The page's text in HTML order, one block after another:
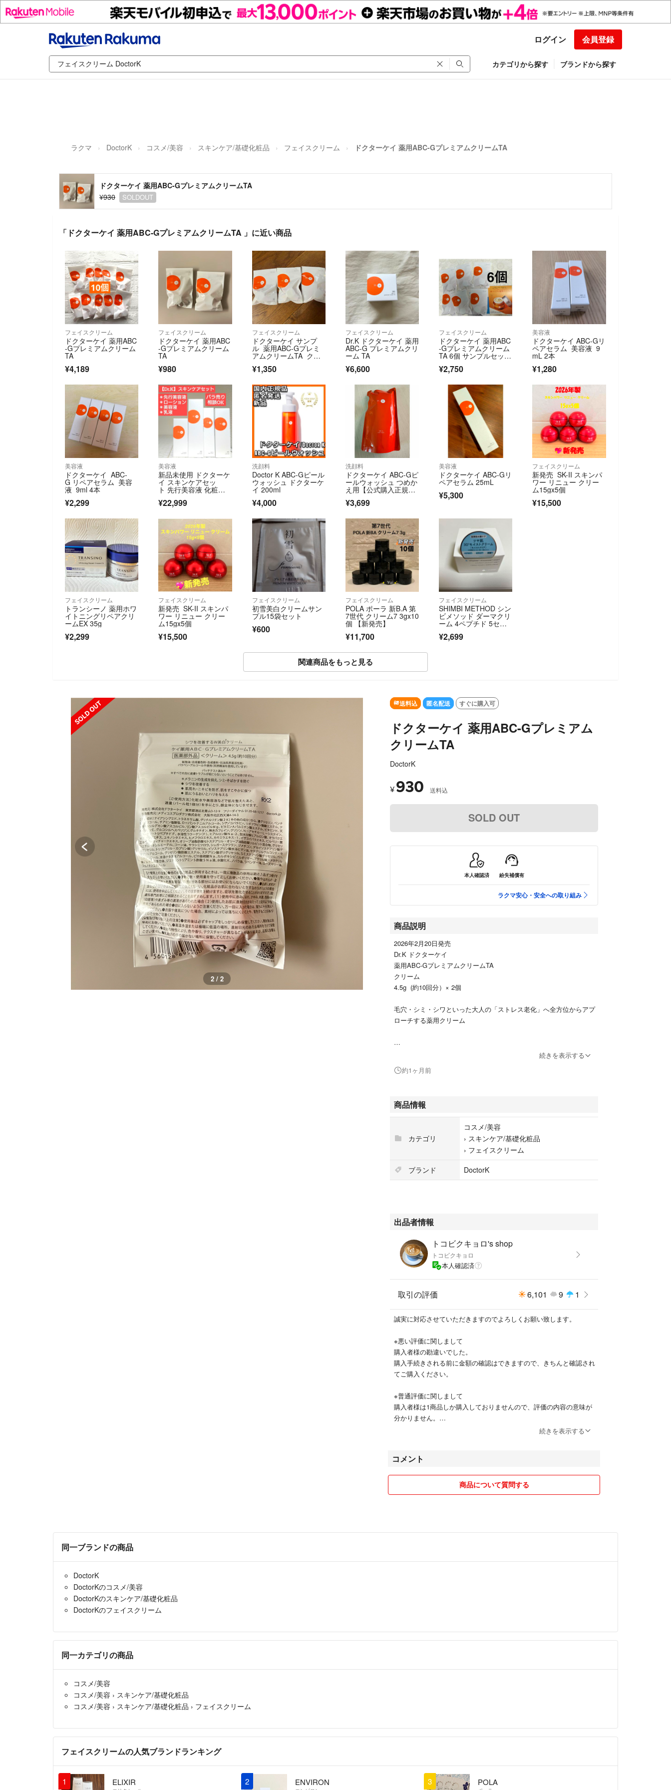
ログイン 会員登録
カテゴリから探す ブランドから探す
ラクマ DoctorK コスメ/美容 スキンケア/基礎化粧品 フェイスクリーム ドクターケイ 薬用ABC-GプレミアムクリームTA
ドクターケイ 薬用ABC-GプレミアムクリームTA
¥930
SOLDOUT
「ドクターケイ 薬用ABC-GプレミアムクリームTA 」に近い商品
フェイスクリーム
ドクターケイ 薬用ABC
-Gプレミアムクリーム
TA
¥4,189
フェイスクリーム
ドクターケイ 薬用ABC
-Gプレミアムクリーム
TA
¥980
フェイスクリーム
ドクターケイ サンプ
ル 薬用ABC-Gプレミ
アムクリームTA クリ
¥1,350
フェイスクリーム
Dr.K ドクターケイ 薬用
ABC-G プレミアムクリ
ーム TA
¥6,600
フェイスクリーム
ドクターケイ 薬用ABC
-Gプレミアムクリーム
TA 6個 サンプルセッ
ト 新発売
¥2,750
美容液
ドクターケイ ABC-Gリ
ペアセラム 美容液 9
mL 2本
¥1,280
美容液
ドクターケイ ABC-
G リペアセラム 美容
液 9ml 4本
¥2,299
美容液
新品未使用 ドクターケ
イ スキンケアセッ
ト 先行美容液 化粧
¥22,999
洗顔料
Doctor K ABC-Gピール
ウォッシュ ドクターケ
イ 200ml
¥4,000
洗顔料
ドクターケイ ABC-Gピ
ールウォッシュ つめか
え用【公式購入正規
¥3,699
美容液
ドクターケイ ABC-Gリ
ペアセラム 25mL
¥5,300
フェイスクリーム
新発売 SK-II スキンパ
ワー リニュー クリー
ム15gx5個
¥15,500
フェイスクリーム
トランシーノ 薬用ホワ
イトニングリペアクリ
ームEX 35g
¥2,299
フェイスクリーム
新発売 SK-II スキンパ
ワー リニュー クリー
ム15gx5個
¥15,500
フェイスクリーム
初雪美白クリームサン
プル15袋セット
¥600
フェイスクリーム
POLA ポーラ 新B.A 第
7世代 クリーム7 3gx10
個 【新発売】
¥11,700
フェイスクリーム
SHIMBI METHOD シン
ビメソッド ダーマクリ
ーム 4ペプチド 5セラ
5g
¥2,699
関連商品をもっと見る
2 / 2
送料込 匿名配送 すぐに購入可
ドクターケイ 薬用ABC-Gプレミアム
クリームTA
DoctorK
¥ 930 送料込
SOLD OUT
本人確認済 紛失補償有
ラクマ安心・安全への取り組み
商品説明
2026年2月20日発売
Dr.K ドクターケイ
薬用ABC-GプレミアムクリームTA
クリーム
4.5g (約10回分）× 2個
毛穴・シミ・シワといった大人の「ストレス老化」へ全方位からアプ
ローチする薬用クリーム
即購入可能です。
#薬用ABC-GプレミアムクリームTA
#Voce #VOCE #ヴォーチェ
#美ST #美スト
#美容雑誌 #サンプル #試供品
#付録
続きを表示する
約1ヶ月前
商品情報
カテゴリ
コスメ/美容
› スキンケア/基礎化粧品
› フェイスクリーム
ブランド
DoctorK
出品者情報
トコビクキョロ's shop
トコビクキョロ
本人確認済
取引の評価 6,101 9 1
誠実に対応させていただきますのでよろしくお願い致します。
※悪い評価に関しまして
購入者様の勘違いでした。
購入手続きされる前に金額の確認はできますので、きちんと確認され
てご購入ください。
※普通評価に関しまして
購入者様は1商品しか購入しておりませんので、評価の内容の意味が
分かりません。
◆全商品、即購入可能です。
◆複数購入希望の方
◆返信評価に関しまして
ご購入後のクレーム・返品対応は致しませんのでご了承ください。画
配送中の事故等に関しましては責任を負いかねます。
梱包は自宅にある物を再利用させていただきます。
続きを表示する
コメント
商品について質問する
同一ブランドの商品
DoctorK
DoctorKのコスメ/美容
DoctorKのスキンケア/基礎化粧品
DoctorKのフェイスクリーム
同一カテゴリの商品
コスメ/美容
コスメ/美容 › スキンケア/基礎化粧品
コスメ/美容 › スキンケア/基礎化粧品 › フェイスクリーム
フェイスクリームの人気ブランドランキング
1 ELIXIR 2 ENVIRON 3 POLA